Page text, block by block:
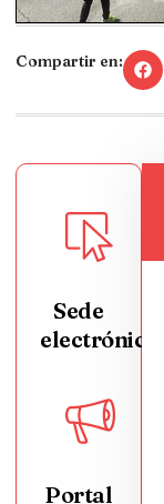
Compartir en:
Sede
electrónica
Portal